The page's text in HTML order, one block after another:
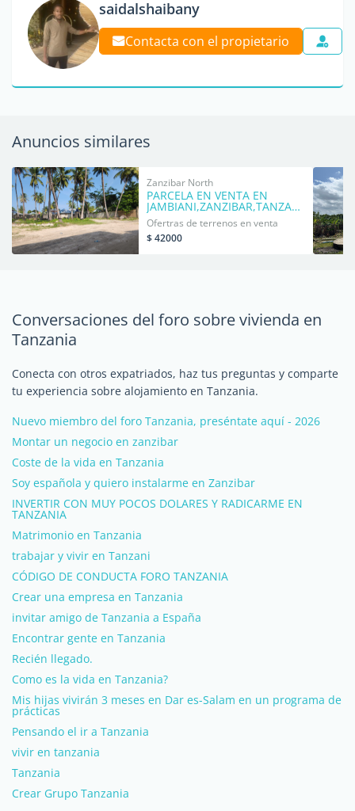
saidalshaibany
Contacta con el propietario
Anuncios similares
Zanzibar North
PARCELA EN VENTA EN
JAMBIANI,ZANZIBAR,TANZANIA.
Ofertras de terrenos en venta
$ 42000
Conversaciones del foro sobre vivienda en
Tanzania
Conecta con otros expatriados, haz tus preguntas y comparte
tu experiencia sobre alojamiento en Tanzania.
Nuevo miembro del foro Tanzania, preséntate aquí - 2026
Montar un negocio en zanzibar
Coste de la vida en Tanzania
Soy española y quiero instalarme en Zanzibar
INVERTIR CON MUY POCOS DOLARES Y RADICARME EN
TANZANIA
Matrimonio en Tanzania
trabajar y vivir en Tanzani
CÓDIGO DE CONDUCTA FORO TANZANIA
Crear una empresa en Tanzania
invitar amigo de Tanzania a España
Encontrar gente en Tanzania
Recién llegado.
Como es la vida en Tanzania?
Mis hijas vivirán 3 meses en Dar es-Salam en un programa de
prácticas
Pensando el ir a Tanzania
vivir en tanzania
Tanzania
Crear Grupo Tanzania